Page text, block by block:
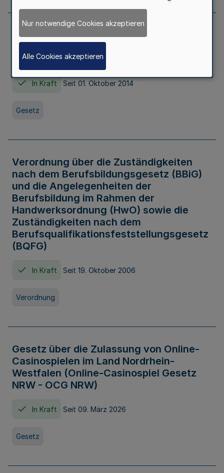
Gesetz über die Hochschulen des Landes
Nordrhein-Westfalen (Hochschulgesetz -
HG)
In Kraft Seit 01. Oktober 2014
Gesetz
Verordnung über die Zuständigkeiten
nach dem Berufsbildungsgesetz (BBiG)
und die Angelegenheiten der
Berufsbildung im Rahmen der
Handwerksordnung (HwO) sowie die
Zuständigkeiten nach dem
Berufsqualifikationsfeststellungsgesetz
(BQFG)
In Kraft Seit 19. Oktober 2006
Verordnung
Gesetz über die Zulassung von Online-
Casinospielen im Land Nordrhein-
Westfalen (Online-Casinospiel Gesetz
NRW - OCG NRW)
In Kraft Seit 09. März 2026
Gesetz
Nur notwendige Cookies akzeptieren
Alle Cookies akzeptieren